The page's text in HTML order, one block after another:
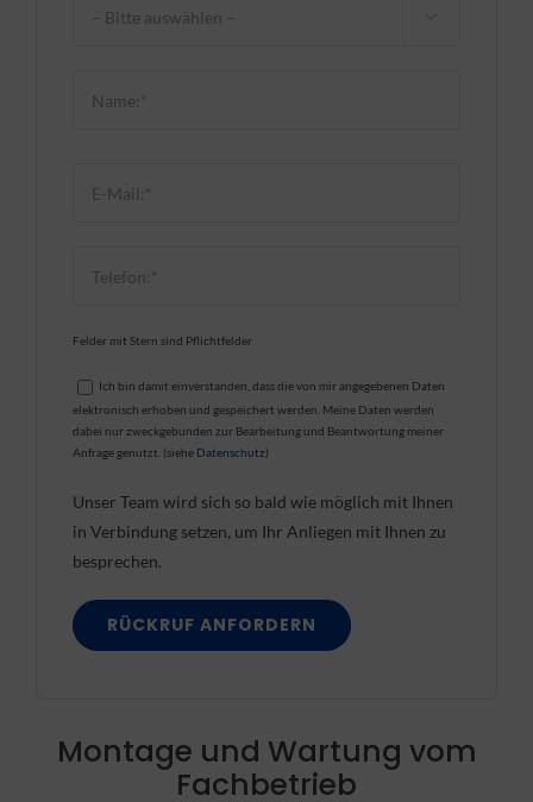
Felder mit Stern sind Pflichtfelder
Ich bin damit einverstanden, dass die von mir angegebenen Daten
elektronisch erhoben und gespeichert werden. Meine Daten werden
dabei nur zweckgebunden zur Bearbeitung und Beantwortung meiner
Anfrage genutzt. (siehe Datenschutz)
Unser Team wird sich so bald wie möglich mit Ihnen
in Verbindung setzen, um Ihr Anliegen mit Ihnen zu
besprechen.
Montage und Wartung vom
Fachbetrieb